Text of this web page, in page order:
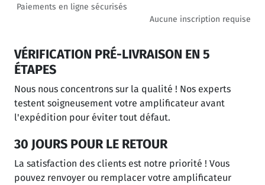
Paiements en ligne sécurisés
Aucune inscription requise
VÉRIFICATION PRÉ-LIVRAISON EN 5
ÉTAPES
Nous nous concentrons sur la qualité ! Nos experts
testent soigneusement votre amplificateur avant
l'expédition pour éviter tout défaut.
30 JOURS POUR LE RETOUR
La satisfaction des clients est notre priorité ! Vous
pouvez renvoyer ou remplacer votre amplificateur